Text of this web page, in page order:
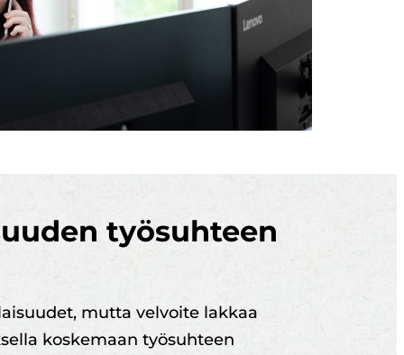
työsuhteen
mutta velvoite lakkaa
koskemaan työsuhteen